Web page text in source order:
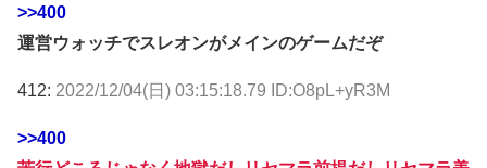
>>400
運営ウォッチでスレオンがメインのゲームだぞ
412: 2022/12/04(日) 03:15:18.79 ID:O8pL+yR3M
>>400